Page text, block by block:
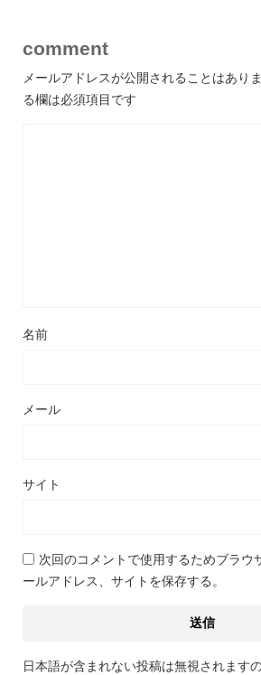
comment
メールアドレスが公開されることはありま
る欄は必須項目です
名前
メール
サイト
次回のコメントで使用するためブラウ
ールアドレス、サイトを保存する。
日本語が含まれない投稿は無視されます